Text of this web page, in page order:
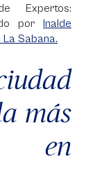
Expertos:
por Inalde
Sabana.
más
en